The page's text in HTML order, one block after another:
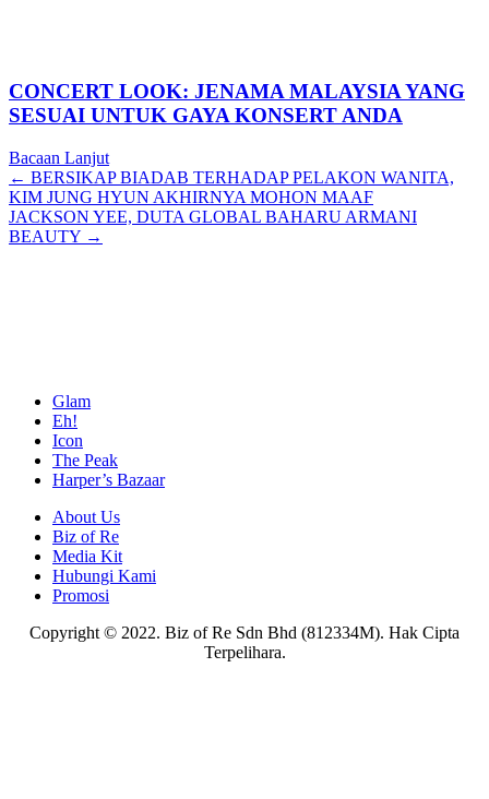
CONCERT LOOK: JENAMA MALAYSIA YANG
SESUAI UNTUK GAYA KONSERT ANDA
Bacaan Lanjut
Posts
navigation
← BERSIKAP BIADAB TERHADAP PELAKON WANITA,
KIM JUNG HYUN AKHIRNYA MOHON MAAF
JACKSON YEE, DUTA GLOBAL BAHARU ARMANI
BEAUTY →
Glam
Eh!
Icon
The Peak
Harper’s Bazaar
About Us
Biz of Re
Media Kit
Hubungi Kami
Promosi
Copyright © 2022. Biz of Re Sdn Bhd (812334M). Hak Cipta
Terpelihara.